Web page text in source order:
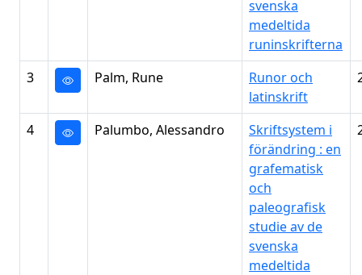
svenska
medeltida
runinskrifterna
3 Palm, Rune
Runor och
latinskrift
4 Palumbo, Alessandro
Skriftsystem i
förändring : en
grafematisk
och
paleografisk
studie av de
svenska
medeltida